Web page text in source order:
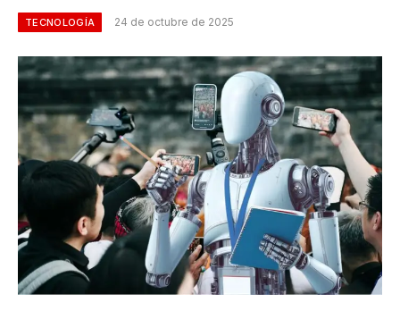
TECNOLOGÍA 24 de octubre de 2025